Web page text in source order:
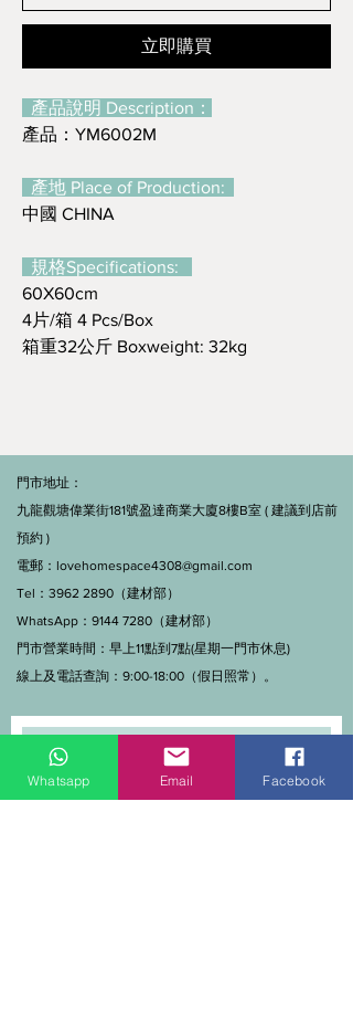
立即購買
產品說明 Description：
產品：YM6002M
產地 Place of Production:
中國 CHINA
規格Specifications:
60X60cm
4片/箱 4 Pcs/Box
箱重32公斤 Boxweight: 32kg
門市地址：
九龍觀塘偉業街181號盈達商業大廈8樓B室 ( 建議到店前
預約 )
電郵： lovehomespace4308@gmail.com
Tel：3962 2890（建材部）
WhatsApp：9144 7280（建材部）
門市營業時間：早上11點到7點(星期一門市休息)
線上及電話查詢：9:00-18:00（假日照常）。
Whatsapp Email Facebook